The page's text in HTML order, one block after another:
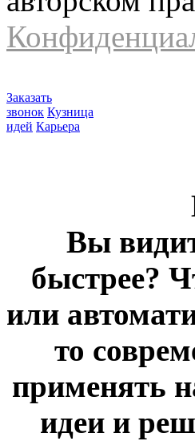
Заказать
звонок Кузница
идей Карьера
Вы
быстрее?
или
то
применять
идеи и